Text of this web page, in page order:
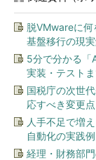
脱VMwareに
基盤移行の現
5分で分かる「
実装・テスト
国税庁の次世
応すべき変更
人手不足で増
自動化の実践例
経理・財務部